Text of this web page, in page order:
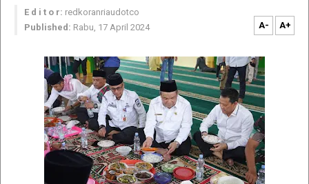
E d i t o r: redkoranriaudotco
Published: Rabu, 17 April 2024 A- A+